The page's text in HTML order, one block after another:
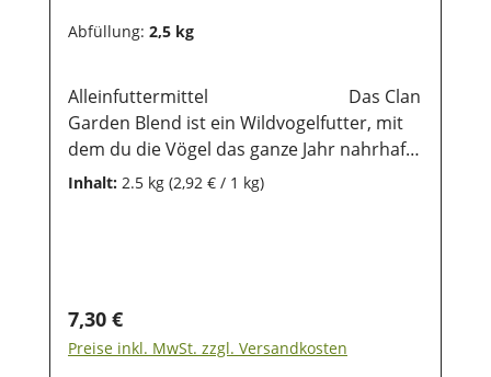
Abfüllung: 2,5 kg
Alleinfuttermittel Das Clan
Garden Blend ist ein Wildvogelfutter, mit
dem du die Vögel das ganze Jahr nahrhaft
und artgerecht versorgen kannst. Es ist
Terrasse. Es wird dir ein Vergnügen
bereiten, die Vögel in deinem Garten zu
beobachten.Damit du dir keine schädliche
Inhalt: 2.5 kg (2,92 € / 1 kg)
Regulärer Preis:
7,30 €
Preise inkl. MwSt. zzgl. Versandkosten